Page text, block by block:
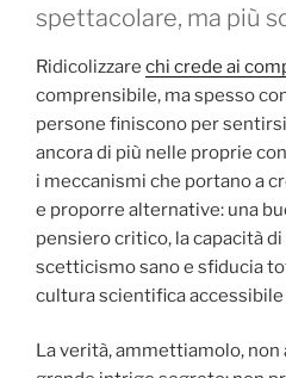
spettacolare, ma più
Ridicolizzare chi crede ai
comprensibile, ma spesso
persone finiscono per
ancora di più nelle proprie
i meccanismi che portano a
e proporre alternative: una
pensiero critico, la capacità
scetticismo sano e sfiducia
cultura scientifica accessibile
La verità, ammettiamolo, non